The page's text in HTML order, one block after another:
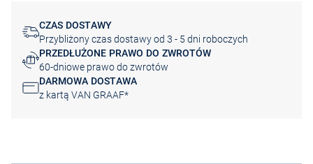
CZAS DOSTAWY
Przybliżony czas dostawy od 3 - 5 dni roboczych
PRZEDŁUŻONE PRAWO DO ZWROTÓW
60-dniowe prawo do zwrotów
DARMOWA DOSTAWA
z kartą VAN GRAAF*